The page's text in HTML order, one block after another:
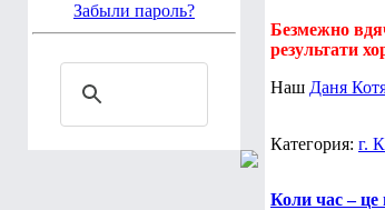
Забыли пароль?
Безмежно
результати
Наш Даня
Категория: г.
Коли час – це